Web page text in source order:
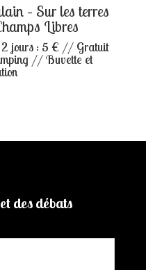
– Sur les terres
Libres
2 jours : 5 € // Gratuit
// Buvette et
des débats